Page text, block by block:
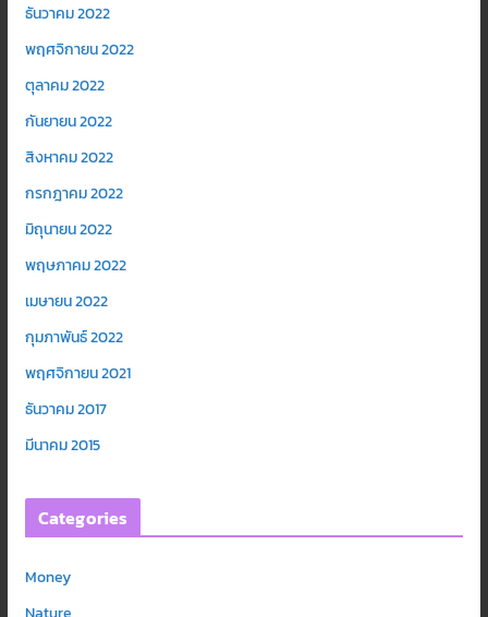
ธันวาคม 2022
พฤศจิกายน 2022
ตุลาคม 2022
กันยายน 2022
สิงหาคม 2022
กรกฎาคม 2022
มิถุนายน 2022
พฤษภาคม 2022
เมษายน 2022
กุมภาพันธ์ 2022
พฤศจิกายน 2021
ธันวาคม 2017
มีนาคม 2015
Categories
Money